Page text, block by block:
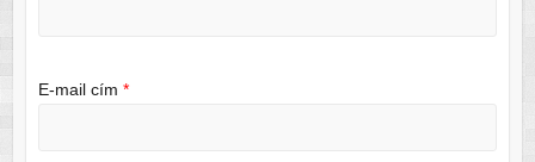
E-mail cím *